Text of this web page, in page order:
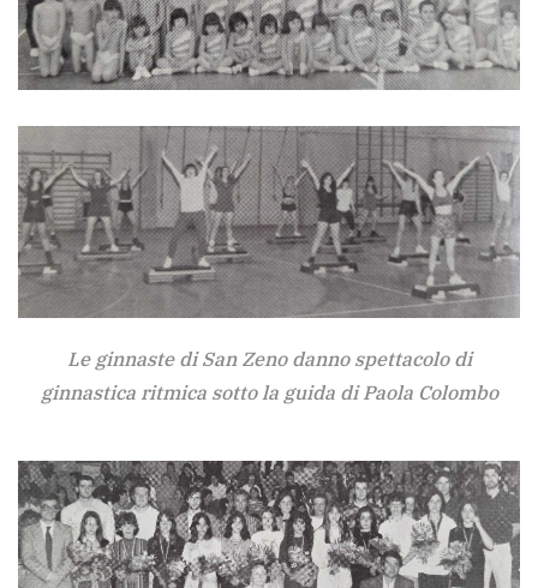
Le ginnaste di San Zeno danno spettacolo di
ginnastica ritmica sotto la guida di Paola Colombo